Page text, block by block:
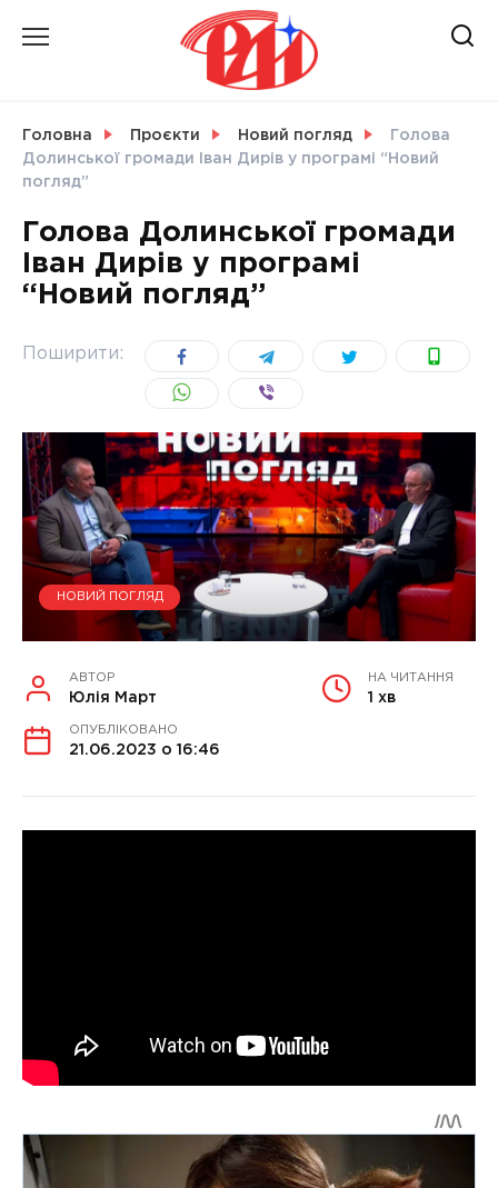
СВІТ
УКРАЇНА
Головна Проєкти Новий погляд
Голова
Долинської громади Іван Дирів у програмі “Новий
погляд”
Голова Долинської громади
Іван Дирів у програмі
“Новий погляд”
Поширити:
НОВИЙ ПОГЛЯД
АВТОР
Юлія Март
НА ЧИТАННЯ
1 хв
ОПУБЛІКОВАНО
21.06.2023 о 16:46